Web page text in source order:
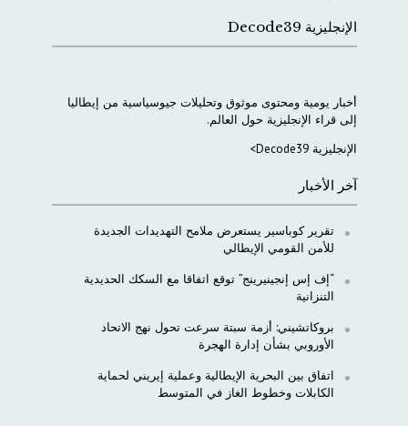
الإنجليزية Decode39
أخبار يومية ومحتوى موثوق وتحليلات جيوسياسية من إيطاليا
إلى قراء الإنجليزية حول العالم.
الإنجليزية Decode39>
آخر الأخبار
تقرير كوباسير يستعرض ملامح التهديدات الجديدة
للأمن القومي الإيطالي
“إف إس إنجينيرينج” توقع اتفاقا مع السكك الحديدية
التنزانية
بروكاتشيني: أزمة سبتة سرعت تحول نهج الاتحاد
الأوروبي بشأن إدارة الهجرة
اتفاق بين البحرية الإيطالية وعملية إيريني لحماية
الكابلات وخطوط الغاز في المتوسط